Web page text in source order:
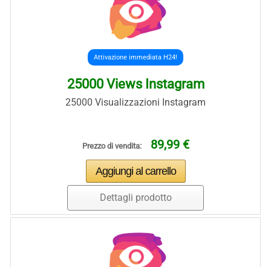
Attivazione immediata H24!
25000 Views Instagram
25000 Visualizzazioni Instagram
Prezzo di vendita: 89,99 €
Dettagli prodotto